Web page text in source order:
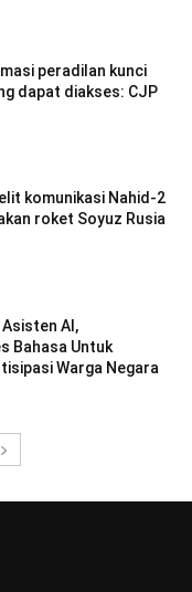
peradilan kunci
dapat diakses: CJP
komunikasi Nahid-2
roket Soyuz Rusia
Asisten AI,
Bahasa Untuk
Warga Negara